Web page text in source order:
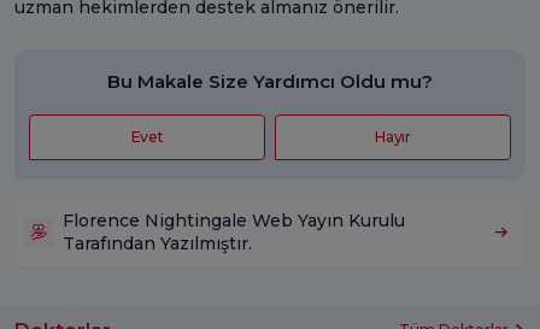
uzman hekimlerden destek almanız önerilir.
Bu Makale Size Yardımcı Oldu mu?
Evet Hayır
Florence Nightingale Web Yayın Kurulu
Tarafından Yazılmıştır.